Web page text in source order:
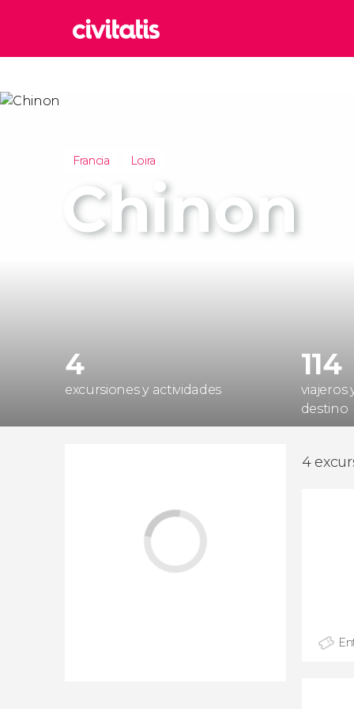
Francia Loira
Chinon
4
excursiones y actividades
114
viajeros
destino
4